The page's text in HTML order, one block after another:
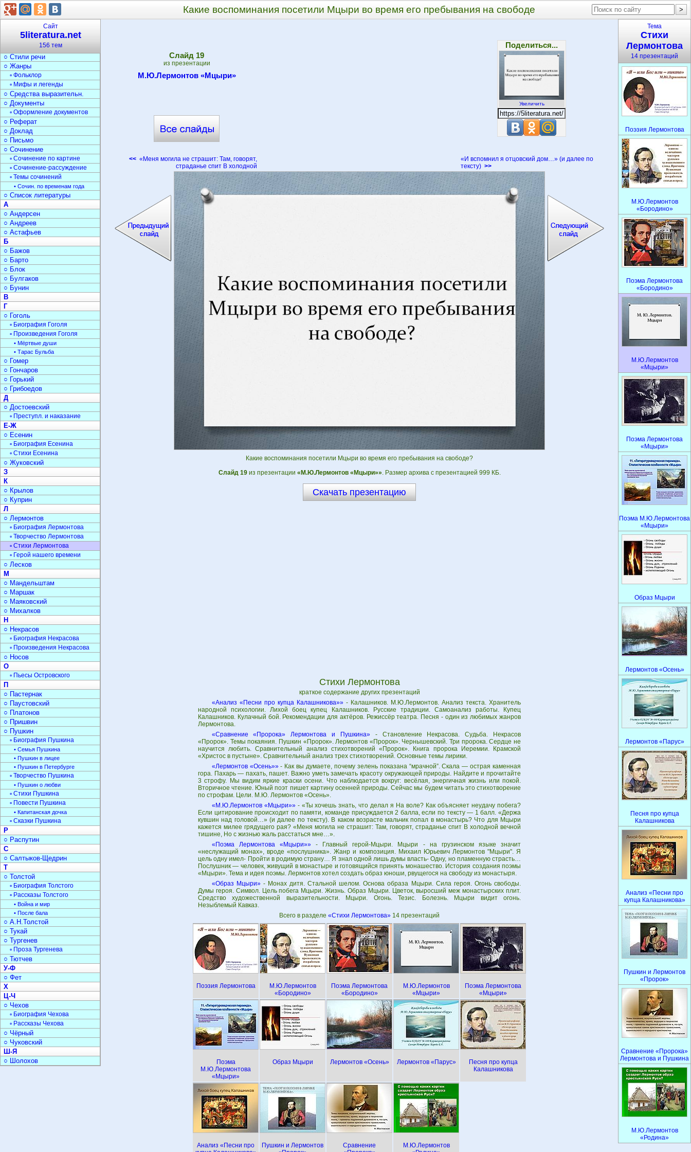
Какие воспоминания посетили Мцыри во время его пребывания на свободе
Cлайд 19
из презентации
М.Ю.Лермонтов «Мцыри»
Поделиться...
Увеличить
<< «Меня могила не страшит: Там, говорят,
страданье спит В холодной
«И вспомнил я отцовский дом…» (и далее по
тексту) >>
Какие воспоминания посетили Мцыри во время его пребывания на свободе?
Слайд 19из презентации «М.Ю.Лермонтов «Мцыри»». Размер архива с презентацией 999 КБ.
Скачать презентацию
Стихи Лермонтова
краткое содержание других презентаций
«Анализ «Песни про купца Калашникова»»- Калашников. М.Ю.Лермонтов. Анализ текста. Хранитель
народной психологии. Лихой боец купец Калашников. Русские традиции. Самоанализ работы. Купец
Калашников. Кулачный бой. Рекомендации для актёров. Режиссёр театра. Песня - один из любимых жанров
Лермонтова.
«Сравнение «Пророка» Лермонтова и Пушкина»- Становление Некрасова. Судьба. Некрасов
«Пророк». Темы покаяния. Пушкин «Пророк». Лермонтов «Пророк». Чернышевский. Три пророка. Сердце не
научится любить. Сравнительный анализ стихотворений «Пророк». Книга пророка Иеремии. Крамской
«Христос в пустыне». Сравнительный анализ трех стихотворений. Основные темы лирики.
«Лермонтов «Осень»»- Как вы думаете, почему зелень показана “мрачной”. Скала — острая каменная
гора. Пахарь — пахать, пашет. Важно уметь замечать красоту окружающей природы. Найдите и прочитайте
3 строфу. Мы видим яркие краски осени. Что наблюдается вокруг: весёлая, энергичная жизнь или покой.
Вторичное чтение. Юный поэт пишет картину осенней природы. Сейчас мы будем читать это стихотворение
по строфам. Цели. М.Ю. Лермонтов «Осень».
«М.Ю.Лермонтов «Мцыри»»- «Ты хочешь знать, что делал я На воле? Как объясняет неудачу побега?
Если цитирование происходит по памяти, команде присуждается 2 балла, если по тексту — 1 балл. «Держа
кувшин над головой…» (и далее по тексту). В каком возрасте мальчик попал в монастырь? Что для Мцыри
кажется милее грядущего рая? «Меня могила не страшит: Там, говорят, страданье спит В холодной вечной
тишине, Но с жизнью жаль расстаться мне…».
«Поэма Лермонтова «Мцыри»»- Главный герой-Мцыри. Мцыри - на грузинском языке значит
«неслужащий монах», вроде «послушника». Жанр и композиция. Михаил Юрьевич Лермонтов "Мцыри". Я
цель одну имел- Пройти в родимую страну… Я знал одной лишь думы власть- Одну, но пламенную страсть…
Послушник — человек, живущий в монастыре и готовящийся принять монашество. История создания поэмы
«Мцыри». Тема и идея поэмы. Лермонтов хотел создать образ юноши, рвущегося на свободу из монастыря.
«Образ Мцыри»- Монах дитя. Стальной шелом. Основа образа Мцыри. Сила героя. Огонь свободы.
Думы героя. Символ. Цель побега Мцыри. Жизнь. Образ Мцыри. Цветок, выросший меж монастырских плит.
Средство художественной выразительности. Мцыри. Огонь. Тезис. Болезнь. Мцыри видит огонь.
Незыблемый Кавказ.
Всего в разделе «Стихи Лермонтова» 14 презентаций
Поэзия Лермонтова
М.Ю.Лермонтов
«Бородино»
Поэма Лермонтова
«Бородино»
М.Ю.Лермонтов
«Мцыри»
Поэма Лермонтова
«Мцыри»
Поэма
М.Ю.Лермонтова
«Мцыри»
Образ Мцыри Лермонтов «Осень» Лермонтов «Парус»
Песня про купца
Калашникова
Анализ «Песни про
Пушкин и Лермонтов
Сравнение
М.Ю.Лермонтов
Сайт
5literatura.net
156 тем
▫ Стихи о войне
▫ Загадки
○ Типы текста
○ Анализ текста
○ Стили речи
○ Жанры
▫ Фольклор
▫ Мифы и легенды
○ Средства выразительн.
○ Документы
▫ Оформление документов
○ Реферат
○ Доклад
○ Письмо
○ Сочинение
▫ Сочинение по картине
▫ Сочинение-рассуждение
▫ Темы сочинений
• Сочин. по временам года
○ Список литературы
А
○ Андерсен
○ Андреев
○ Астафьев
Б
○ Бажов
○ Барто
○ Блок
○ Булгаков
○ Бунин
В
Г
○ Гоголь
▫ Биография Гоголя
▫ Произведения Гоголя
• Мёртвые души
• Тарас Бульба
○ Гомер
○ Гончаров
○ Горький
○ Грибоедов
Д
○ Достоевский
▫ Преступл. и наказание
Е-Ж
○ Есенин
▫ Биография Есенина
▫ Стихи Есенина
○ Жуковский
З
К
○ Крылов
○ Куприн
Л
○ Лермонтов
▫ Биография Лермонтова
▫ Творчество Лермонтова
▫ Стихи Лермонтова
▫ Герой нашего времени
○ Лесков
М
○ Мандельштам
○ Маршак
○ Маяковский
○ Михалков
Н
○ Некрасов
▫ Биография Некрасова
▫ Произведения Некрасова
○ Носов
О
▫ Пьесы Островского
П
○ Пастернак
○ Паустовский
○ Платонов
○ Пришвин
○ Пушкин
▫ Биография Пушкина
• Семья Пушкина
• Пушкин в лицее
• Пушкин в Петербурге
▫ Творчество Пушкина
• Пушкин о любви
▫ Стихи Пушкина
▫ Повести Пушкина
• Капитанская дочка
▫ Сказки Пушкина
Р
○ Распутин
С
○ Салтыков-Щедрин
Т
○ Толстой
▫ Биография Толстого
▫ Рассказы Толстого
• Война и мир
• После бала
○ А.Н.Толстой
○ Тукай
○ Тургенев
▫ Проза Тургенева
○ Тютчев
У-Ф
○ Фет
Х
Ц-Ч
○ Чехов
▫ Биография Чехова
▫ Рассказы Чехова
○ Чёрный
○ Чуковский
Ш-Я
○ Шолохов
Тема
Стихи
Лермонтова
14 презентаций
Поэзия Лермонтова
М.Ю.Лермонтов
«Бородино»
Поэма Лермонтова
«Бородино»
М.Ю.Лермонтов
«Мцыри»
Поэма Лермонтова
«Мцыри»
Поэма М.Ю.Лермонтова
«Мцыри»
Образ Мцыри
Лермонтов «Осень»
Лермонтов «Парус»
Песня про купца
Калашникова
Анализ «Песни про
купца Калашникова»
Пушкин и Лермонтов
«Пророк»
Сравнение «Пророка»
Лермонтова и Пушкина
М.Ю.Лермонтов
«Родина»